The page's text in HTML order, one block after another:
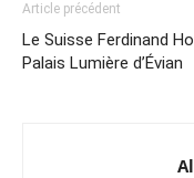
Article précédent
Le Suisse Ferdinand
Palais Lumière d’Évian